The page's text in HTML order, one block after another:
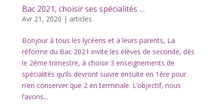
Bac 2021, choisir ses spécialités …
Avr 21, 2020 | articles
Bonjour à tous les lycéens et à leurs parents, La
réforme du Bac 2021 invite les élèves de seconde, dès
le 2ème trimestre, à choisir 3 enseignements de
spécialités qu’ils devront suivre ensuite en 1ère pour
n’en conserver que 2 en terminale. L’objectif, nous
l’avons...